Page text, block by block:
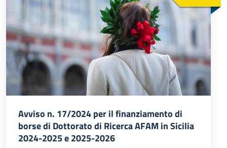
Avviso n. 17/2024 per il finanziamento di
borse di Dottorato di Ricerca AFAM in Sicilia
2024-2025 e 2025-2026